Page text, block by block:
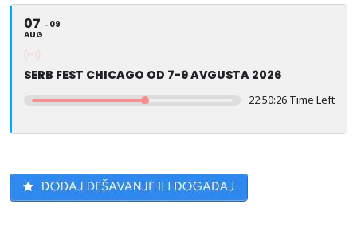
07
AUG
09
SERB FEST CHICAGO OD 7-9 AVGUSTA 2026
22:50:26 Time Left